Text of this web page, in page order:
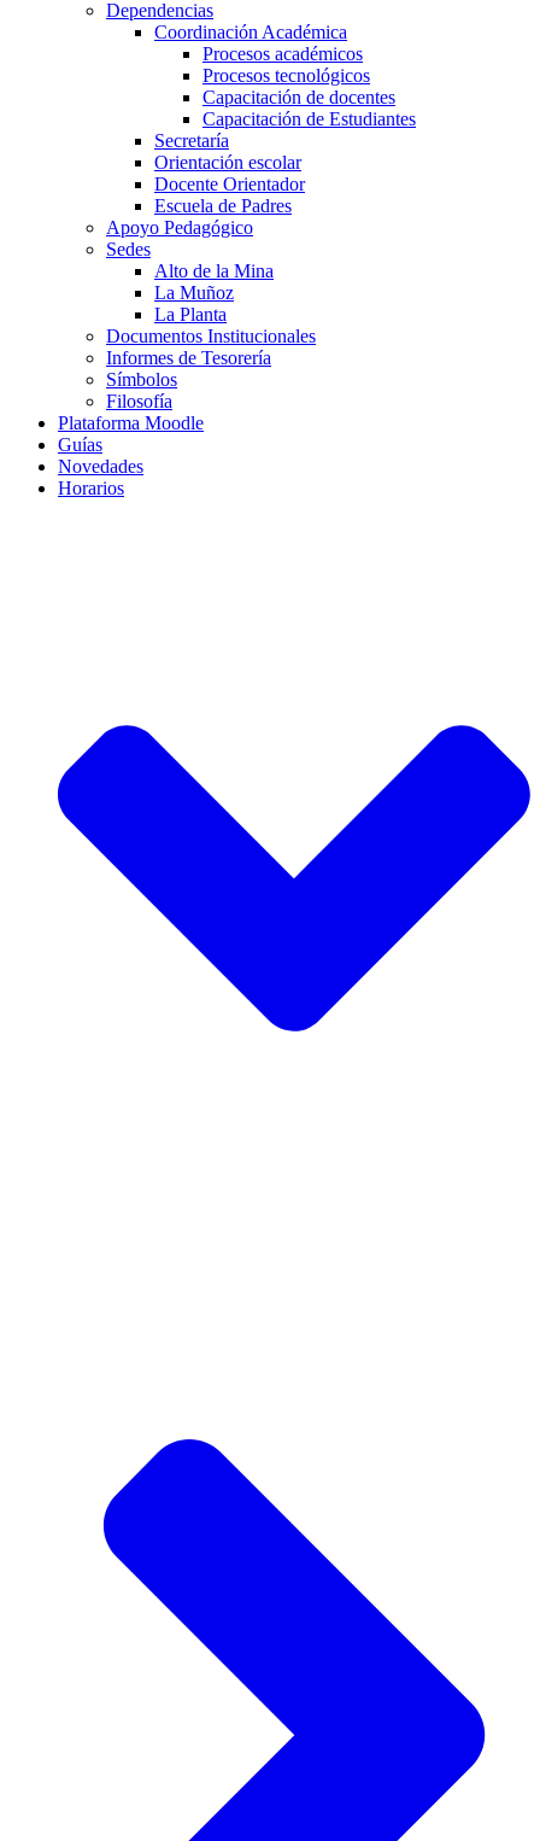
Dependencias
Coordinación Académica
Procesos académicos
Procesos tecnológicos
Capacitación de docentes
Capacitación de Estudiantes
Secretaría
Orientación escolar
Docente Orientador
Escuela de Padres
Apoyo Pedagógico
Sedes
Alto de la Mina
La Muñoz
La Planta
Documentos Institucionales
Informes de Tesorería
Símbolos
Filosofía
Plataforma Moodle
Guías
Novedades
Horarios